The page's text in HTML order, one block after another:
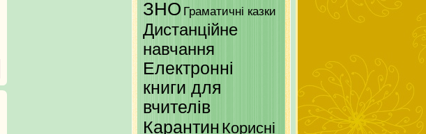
ЗНО Граматичні казки
Дистанційне
навчання
Електронні
книги для
вчителів
Карантин Корисні